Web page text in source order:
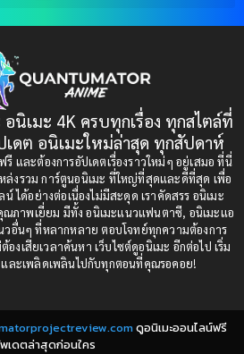
)(19)
(1)
ผ่านวัย(6)
1988
1985
1983
1981
1979
นิเมะ 4K ครบทุกเรื่อง ทุกสไตล์ที่
ดต อนิเมะใหม่ล่าสุด ทุกสัปดาห์
และต้องการอัปเดตเรื่องราวใหม่ๆ อยู่เสมอ ที่นี่
ล่งรวม การ์ตูนอนิเมะ ที่ใหญ่ที่สุดและดีที่สุด เพื่อ
ได้อย่างต่อเนื่องไม่มีสะดุด เราคัดสรร อนิเมะ
ภาพเยี่ยม มีทั้ง อนิเมะแนวแฟนตาซี, อนิเมะแอ
อื่นๆ ที่หลากหลาย ตอบโจทย์ทุกความต้องการ
งเสียเวลาค้นหา เว็บไซต์ดูอนิเมะ อีกต่อไป เริ่ม
ละเพลิดเพลินไปกับทุกตอนที่คุณรอคอย!
ดูอนิเมะออนไลน์ฟรี
เดตล่าสุดก่อนใคร